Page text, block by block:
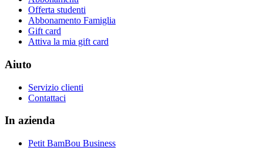
Offerta studenti
Abbonamento Famiglia
Gift card
Attiva la mia gift card
Aiuto
Servizio clienti
Contattaci
In azienda
Petit BamBou Business